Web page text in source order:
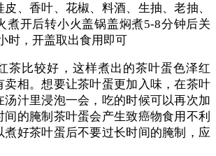
、香叶、花椒、料酒、生抽、老抽、
煮开后转小火盖锅盖焖煮5-8分钟后关
时，开盖取出食用即可
茶比较好，这样煮出的茶叶蛋色泽红
卖相。想要让茶叶蛋更加入味，在茶叶
汤汁里浸泡一会，吃的时候可以再次加
的腌制茶叶蛋会产生致癌物食用不利
煮好茶叶蛋后不要过长时间的腌制，应